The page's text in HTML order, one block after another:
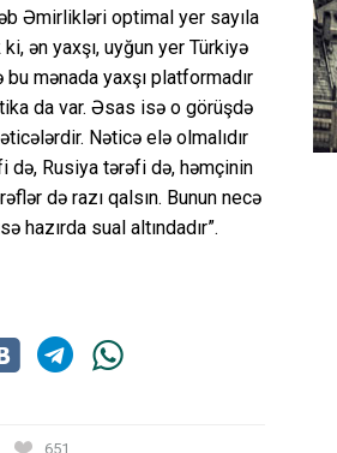
Əmirlikləri optimal yer sayıla
ən yaxşı, uyğun yer Türkiyə
bu mənada yaxşı platformadır
da var. Əsas isə o görüşdə
Nəticə elə olmalıdır
də, Rusiya tərəfi də, həmçinin
də razı qalsın. Bunun necə
hazırda sual altındadır”.
651